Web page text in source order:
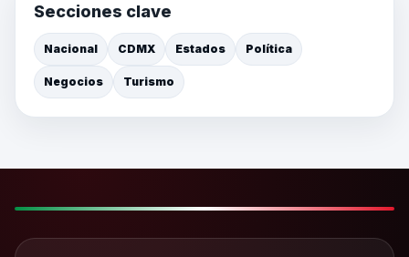
Secciones clave
Nacional CDMX Estados Política
Negocios Turismo